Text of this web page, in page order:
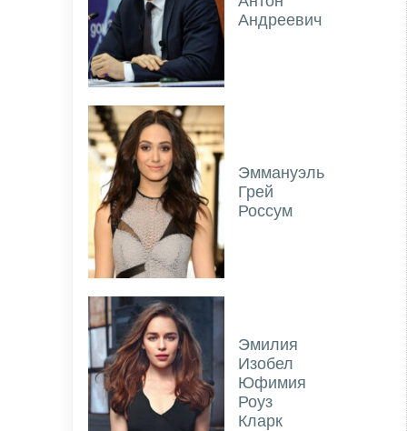
Андреевич
Эммануэль
Грей
Россум
Эмилия
Изобел
Юфимия
Роуз
Кларк